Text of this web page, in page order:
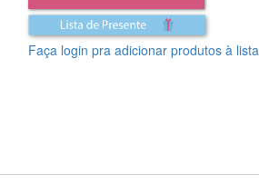
Faça login pra adicionar produtos à lista